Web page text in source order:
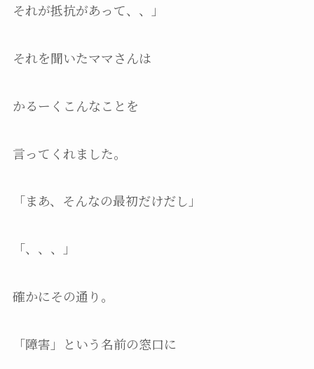
それが抵抗があって、、」
それを聞いたママさんは
かるーくこんなことを
言ってくれました。
「まあ、そんなの最初だけだし」
「、、、」
確かにその通り。
「障害」という名前の窓口に